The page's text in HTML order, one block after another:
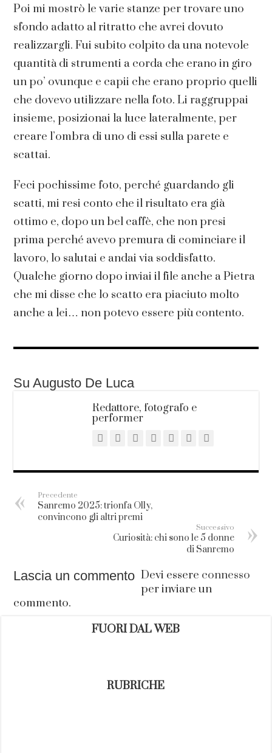
Poi mi mostrò le varie stanze per trovare uno
sfondo adatto al ritratto che avrei dovuto
realizzargli. Fui subito colpito da una notevole
quantità di strumenti a corda che erano in giro
un po’ ovunque e capii che erano proprio quelli
che dovevo utilizzare nella foto. Li raggruppai
insieme, posizionai la luce lateralmente, per
creare l’ombra di uno di essi sulla parete e
scattai.
Feci pochissime foto, perché guardando gli
scatti, mi resi conto che il risultato era già
ottimo e, dopo un bel caffè, che non presi
prima perché avevo premura di cominciare il
lavoro, lo salutai e andai via soddisfatto.
Qualche giorno dopo inviai il file anche a Pietra
che mi disse che lo scatto era piaciuto molto
anche a lei… non potevo essere più contento.
Su Augusto De Luca
Redattore, fotografo e
performer
Precedente
Sanremo 2025: trionfa Olly,
convincono gli altri premi
Successivo
Curiosità: chi sono le 5 donne
di Sanremo
Lascia un commento Devi essere connesso
per inviare un
commento.
FUORI DAL WEB
RUBRICHE